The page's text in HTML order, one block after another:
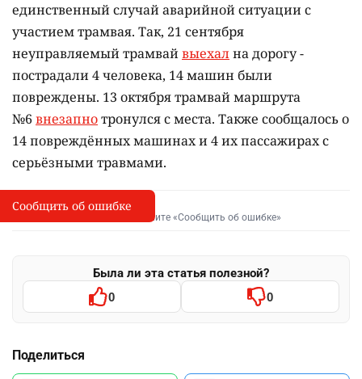
единственный случай аварийной ситуации с
участием трамвая. Так, 21 сентября
неуправляемый трамвайвыехална дорогу -
пострадали 4 человека, 14 машин были
повреждены. 13 октября трамвай маршрута
№6 внезапнотронулся с места. Также сообщалось о
14 повреждённых машинах и 4 их пассажирах с
серьёзными травмами.
I
Сообщить об опечатке
Выделите фрагмент и нажмите «Сообщить об ошибке»
Была ли эта статья полезной?
0 0
Поделиться
Сообщить об ошибке